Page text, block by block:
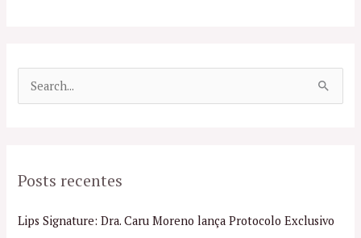
u
s
Posts recentes
Lips Signature: Dra. Caru Moreno lança Protocolo Exclusivo